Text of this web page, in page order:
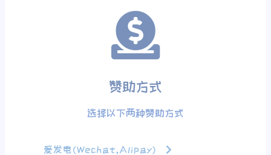
赞助方式
选择以下两种赞助方式
爱发电(Wechat,Alipay)